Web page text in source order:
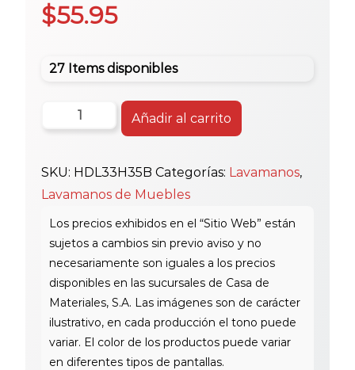
$55.95
27 Items disponibles
Huida
Black
Mueble
Hdl3
3H35
cantidad
Añadir al carrito
SKU: HDL33H35B Categorías: Lavamanos,
Lavamanos de Muebles